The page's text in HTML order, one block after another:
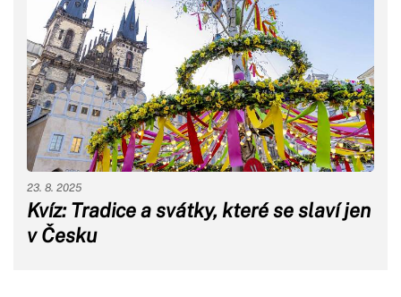
Kvíz: Tradice a svátky, které se slaví jen
v Česku
23. 8. 2025